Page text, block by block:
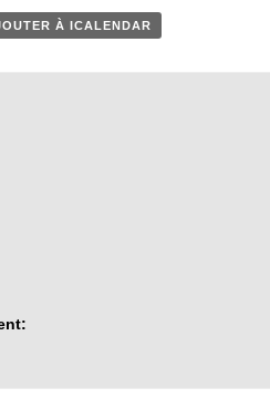
À ICALENDAR